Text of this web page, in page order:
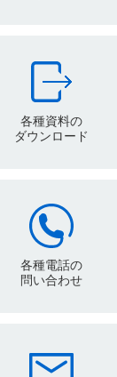
各種資料の
ダウンロード
各種電話の
問い合わせ